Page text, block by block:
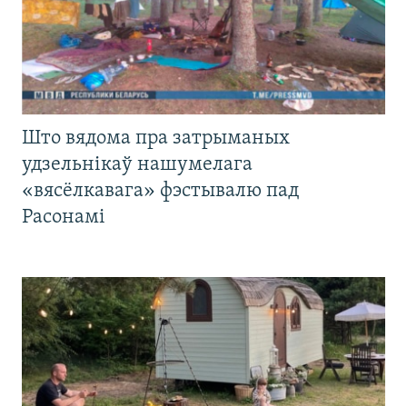
Што вядома пра затрыманых
удзельнікаў нашумелага
«вясёлкавага» фэстывалю пад
Расонамі